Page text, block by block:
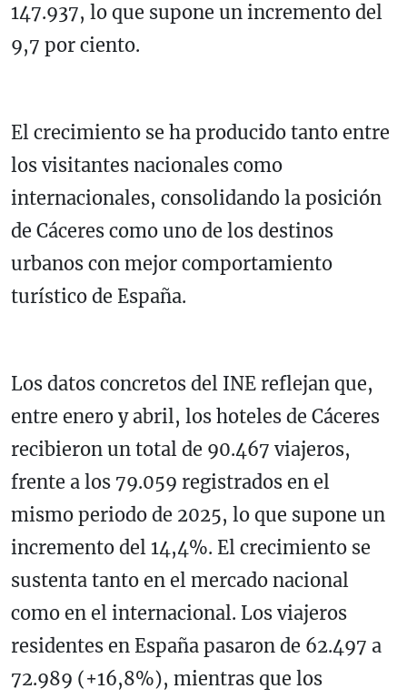
147.937, lo que supone un incremento del
9,7 por ciento.
El crecimiento se ha producido tanto entre
los visitantes nacionales como
internacionales, consolidando la posición
de Cáceres como uno de los destinos
urbanos con mejor comportamiento
turístico de España.
Los datos concretos del INE reflejan que,
entre enero y abril, los hoteles de Cáceres
recibieron un total de 90.467 viajeros,
frente a los 79.059 registrados en el
mismo periodo de 2025, lo que supone un
incremento del 14,4%. El crecimiento se
sustenta tanto en el mercado nacional
como en el internacional. Los viajeros
residentes en España pasaron de 62.497 a
72.989 (+16,8%), mientras que los